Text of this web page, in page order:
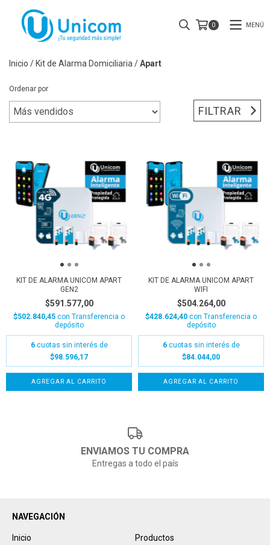
0 MENÚ
Inicio / Kit de Alarma Domiciliaria /Apart
Ordenar por
FILTRAR
KIT DE ALARMA UNICOM APART
GEN2
$591.577,00
$502.840,45 con Transferencia o
depósito
6 cuotas sin interés de
$98.596,17
KIT DE ALARMA UNICOM APART
WIFI
$504.264,00
$428.624,40 con Transferencia o
depósito
6 cuotas sin interés de
$84.044,00
ENVIAMOS TU COMPRA
Entregas a todo el país
NAVEGACIÓN
Inicio Productos